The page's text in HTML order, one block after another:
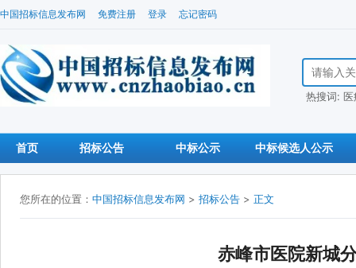
中国招标信息发布网 免费注册 登录 忘记密码
搜索招标信
热搜词:
首页 招标公告 中标公示 中标候选人公示
您所在的位置： 中国招标信息发布网 > 招标公告 > 正文
赤峰市医院新城